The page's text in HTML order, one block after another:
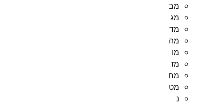
מב
מג
מד
מה
מו
מז
מח
מט
נ